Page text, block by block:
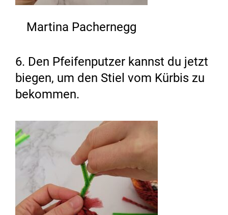
Martina Pachernegg
6. Den Pfeifenputzer kannst du jetzt
biegen, um den Stiel vom Kürbis zu
bekommen.